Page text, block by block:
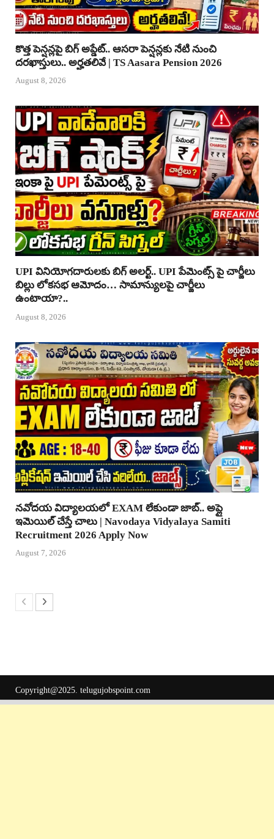
కొత్త పెన్షన్లపై బిగ్ అప్డేట్.. ఆసరా పెన్షన్లకు నేటి నుంచి
దరఖాస్తులు.. అర్హతలివే | TS Aasara Pension 2026
August 8, 2026
UPI వినియోగదారులకు బిగ్ అలర్ట్.. UPI పేమెంట్స్ పై చార్జీలు
బిల్లు లోకసభ ఆమోదం… సామాన్యులపై చార్జీలు
ఉంటాయా?..
August 8, 2026
నవోదయ విద్యాలయలో EXAM లేకుండా జాబ్.. అప్లై
ఇమెయిల్ చేస్తే చాలు | Navodaya Vidyalaya Samiti
Recruitment 2026 Apply Now
August 7, 2026
Copyright@2025. telugujobspoint.com